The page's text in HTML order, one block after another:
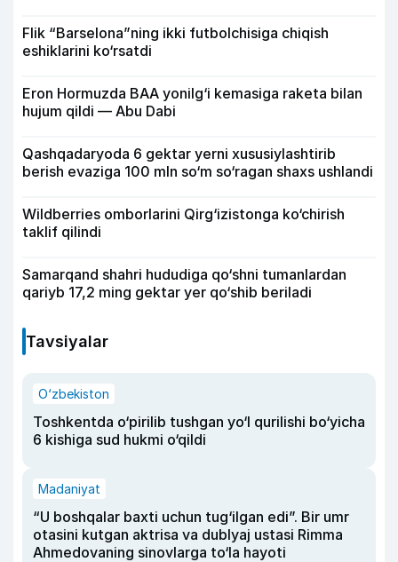
Flik “Barselona”ning ikki futbolchisiga chiqish
eshiklarini ko‘rsatdi
Eron Hormuzda BAA yonilg‘i kemasiga raketa bilan
hujum qildi — Abu Dabi
Qashqadaryoda 6 gektar yerni xususiylashtirib
berish evaziga 100 mln so‘m so‘ragan shaxs ushlandi
Wildberries omborlarini Qirg‘izistonga ko‘chirish
taklif qilindi
Samarqand shahri hududiga qo‘shni tumanlardan
qariyb 17,2 ming gektar yer qo‘shib beriladi
Tavsiyalar
O‘zbekiston
Toshkentda o‘pirilib tushgan yo‘l qurilishi bo‘yicha
6 kishiga sud hukmi o‘qildi
Madaniyat
“U boshqalar baxti uchun tug‘ilgan edi”. Bir umr
otasini kutgan aktrisa va dublyaj ustasi Rimma
Ahmedovaning sinovlarga to‘la hayoti